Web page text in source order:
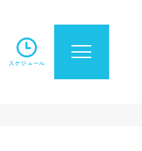
スケジュール